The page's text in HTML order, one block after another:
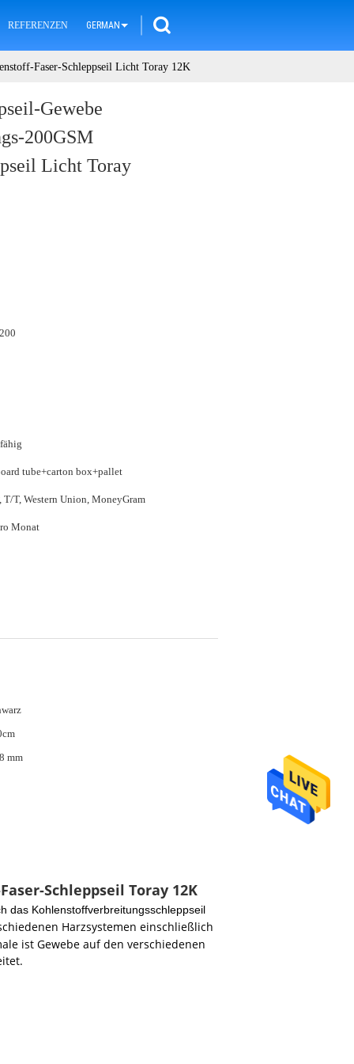
REFERENZEN GERMAN
Faser-Schleppseil Licht Toray 12K
Gewebe
200GSM
Licht Toray
tube+carton box+pallet
T/T, Western Union, MoneyGram
Monat
mm
Schleppseil Toray 12K
das Kohlenstoffverbreitungsschleppseil
Harzsystemen einschließlich
ist Gewebe auf den verschiedenen